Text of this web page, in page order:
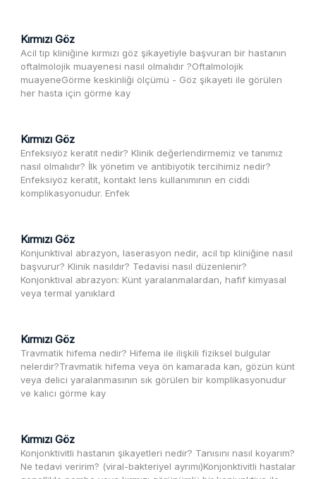
Kırmızı Göz
Acil tıp kliniğine kırmızı göz şikayetiyle başvuran bir hastanın
oftalmolojik muayenesi nasıl olmalıdır ?Oftalmolojik
muayeneGörme keskinliği ölçümü - Göz şikayeti ile görülen
her hasta için görme kay
Kırmızı Göz
Enfeksiyöz keratit nedir? Klinik değerlendirmemiz ve tanımız
nasıl olmalıdır? İlk yönetim ve antibiyotik tercihimiz nedir?
Enfeksiyöz keratit, kontakt lens kullanımının en ciddi
komplikasyonudur. Enfek
Kırmızı Göz
Konjunktival abrazyon, laserasyon nedir, acil tıp kliniğine nasıl
başvurur? Klinik nasıldır? Tedavisi nasıl düzenlenir?
Konjonktival abrazyon: Künt yaralanmalardan, hafif kimyasal
veya termal yanıklard
Kırmızı Göz
Travmatik hifema nedir? Hifema ile ilişkili fiziksel bulgular
nelerdir?Travmatik hifema veya ön kamarada kan, gözün künt
veya delici yaralanmasının sık görülen bir komplikasyonudur
ve kalıcı görme kay
Kırmızı Göz
Konjonktivitli hastanın şikayetleri nedir? Tanısını nasıl koyarım?
Ne tedavi veririm? (viral-bakteriyel ayrımı)Konjonktivitli hastalar